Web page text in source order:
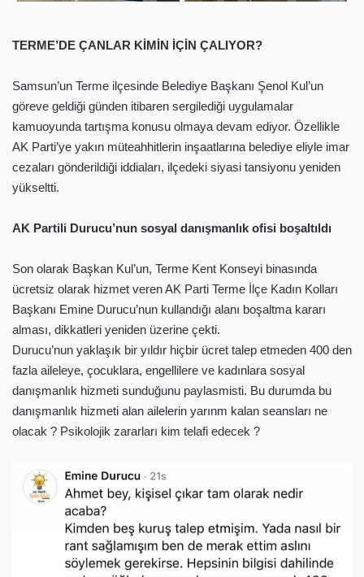
TERME’DE ÇANLAR KİMİN İÇİN ÇALIYOR?
Samsun’un Terme ilçesinde Belediye Başkanı Şenol Kul’un
göreve geldiği günden itibaren sergilediği uygulamalar
kamuoyunda tartışma konusu olmaya devam ediyor. Özellikle
AK Parti’ye yakın müteahhitlerin inşaatlarına belediye eliyle imar
cezaları gönderildiği iddiaları, ilçedeki siyasi tansiyonu yeniden
yükseltti.
AK Partili Durucu’nun sosyal danışmanlık ofisi boşaltıldı
Son olarak Başkan Kul’un, Terme Kent Konseyi binasında
ücretsiz olarak hizmet veren AK Parti Terme İlçe Kadın Kolları
Başkanı Emine Durucu’nun kullandığı alanı boşaltma kararı
alması, dikkatleri yeniden üzerine çekti.
Durucu’nun yaklaşık bir yıldır hiçbir ücret talep etmeden 400 den
fazla aileleye, çocuklara, engellilere ve kadınlara sosyal
danışmanlık hizmeti sunduğunu paylasmisti. Bu durumda bu
danışmanlık hizmeti alan ailelerin yarınm kalan seansları ne
olacak ? Psikolojik zararları kim telafi edecek ?